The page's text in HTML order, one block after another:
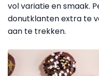
vol variatie en smaak.
donutklanten extra te
aan te trekken.